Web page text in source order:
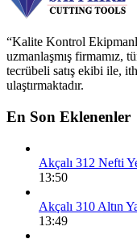
“Kalite Kontrol
uzmanlaşmış firmamız,
tecrübeli satış ekibi ile,
ulaştırmaktadır.
En Son Eklenenler
Akçalı 312 Nefti
13:50
Akçalı 310 Altın
13:49